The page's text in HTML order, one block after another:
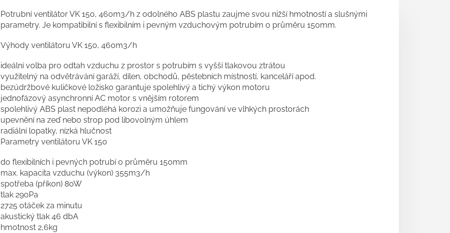
Potrubní ventilátor VK 150, 460m3/h z odolného ABS plastu zaujme svou nižší hmotností a slušnými
parametry. Je kompatibilní s flexibilním i pevným vzduchovým potrubím o průměru 150mm.
Výhody ventilátoru VK 150, 460m3/h
ideální volba pro odtah vzduchu z prostor s potrubím s vyšší tlakovou ztrátou
využitelný na odvětrávání garáží, dílen, obchodů, pěstebních místností, kanceláří apod.
bezúdržbové kuličkové ložisko garantuje spolehlivý a tichý výkon motoru
jednofázový asynchronní AC motor s vnějším rotorem
spolehlivý ABS plast nepodléhá korozi a umožňuje fungování ve vlhkých prostorách
upevnění na zeď nebo strop pod libovolným úhlem
radiální lopatky, nízká hlučnost
Parametry ventilátoru VK 150
do flexibilních i pevných potrubí o průměru 150mm
max. kapacita vzduchu (výkon) 355m3/h
spotřeba (příkon) 80W
tlak 290Pa
2725 otáček za minutu
akustický tlak 46 dbA
hmotnost 2,6kg